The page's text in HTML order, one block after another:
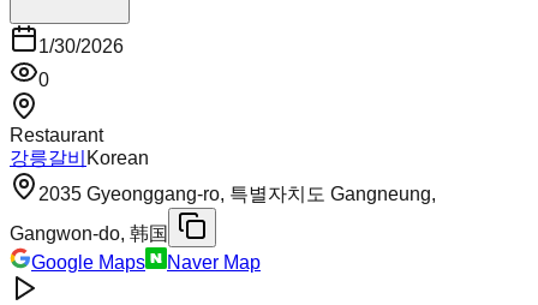
1/30/2026
0
Restaurant
강릉갈비 Korean
2035 Gyeonggang-ro, 특별자치도 Gangneung,
Gangwon-do, 韩国
Google Maps
Naver Map